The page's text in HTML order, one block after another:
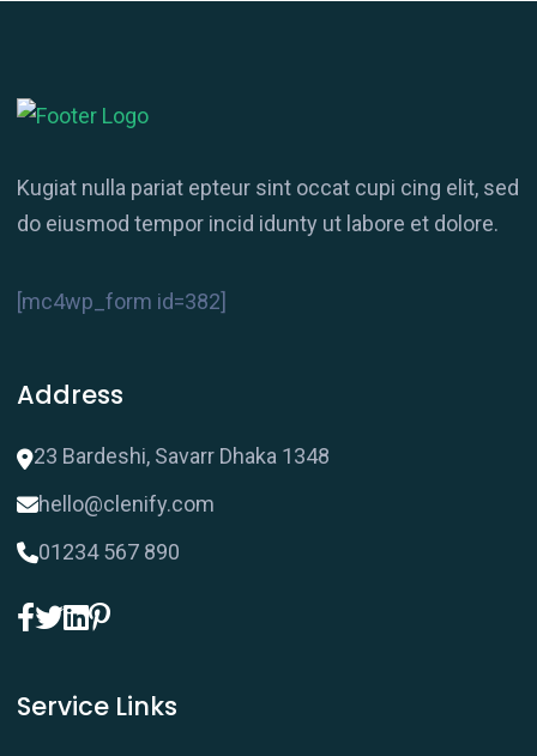
Kugiat nulla pariat epteur sint occat cupi cing elit, sed
do eiusmod tempor incid idunty ut labore et dolore.
[mc4wp_form id=382]
Address
23 Bardeshi, Savarr Dhaka 1348
hello@clenify.com
01234 567 890
Service Links